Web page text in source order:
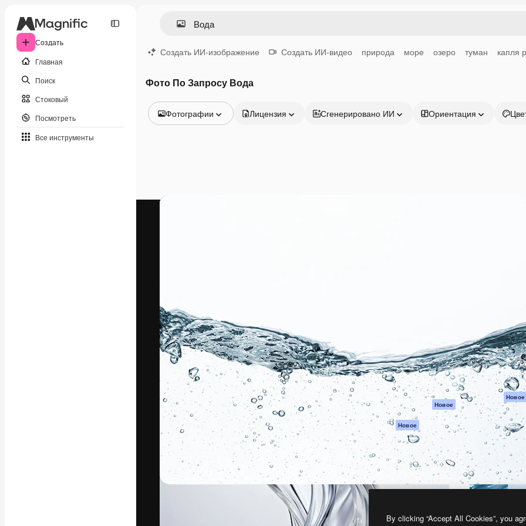
Создать
Главная
Поиск
Стоковый
Посмотреть
Все инструменты
Создать ИИ-изображение Создать ИИ-видео природа море озеро туман капля
Фото По Запросу Вода
Фотографии
Видео
Лицензия Сгенерировано ИИ Ориентация
Pусский
Генератор голоса
на основе ИИ
Стоковый контент
MCP для
Claude/ChatGPT
Новое
Агенты Новое
API
Мобильное
приложение
Все инструменты
Magnific
поддержки
Условия и
положения
Политика
Оригиналы Новое
Политика
cookie
Центр доверия
Партнеры
Предприятие
By clicking “Accept All Cookies”, you